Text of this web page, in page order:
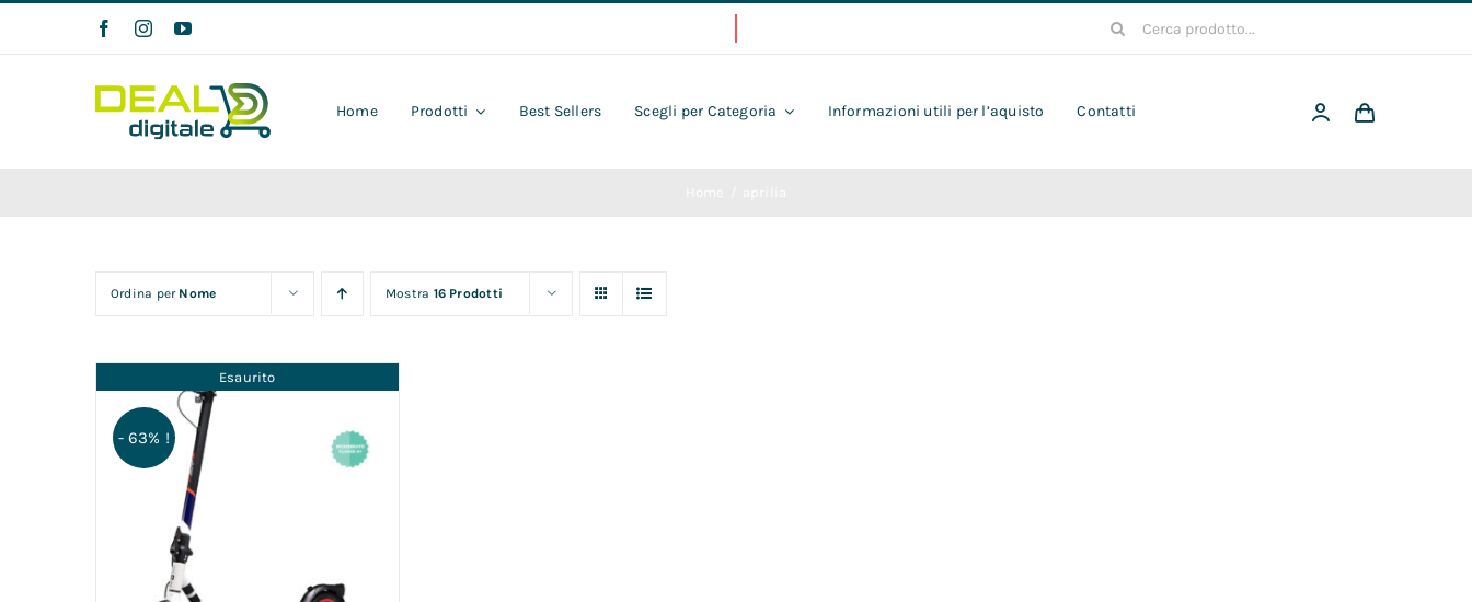
Cerca
Home Prodotti Best Sellers Scegli per Categoria Informazioni utili per l’aquisto Contatti
Ordina per Nome Mostra 16 Prodotti
Esaurito
- 63% !